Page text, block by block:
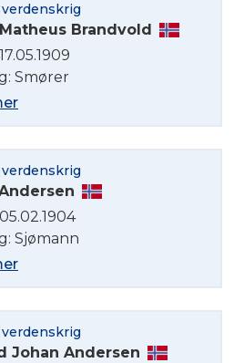
Brandvold
Smører
Sjømann
Johan Andersen